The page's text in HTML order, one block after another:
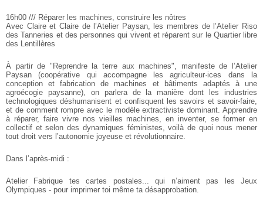
16h00 /// Réparer les machines, construire les nôtres
Avec Claire et Claire de l’Atelier Paysan, les membres de l’Atelier Riso
des Tanneries et des personnes qui vivent et réparent sur le Quartier libre
des Lentillères
À partir de "Reprendre la terre aux machines", manifeste de l’Atelier
Paysan (coopérative qui accompagne les agriculteur·ices dans la
conception et fabrication de machines et bâtiments adaptés à une
agroécogie paysanne), on parlera de la manière dont les industries
technologiques déshumanisent et confisquent les savoirs etsavoir-faire,
et de comment rompre avec le modèle extractiviste dominant. Apprendre
à réparer, faire vivre nos vieilles machines, en inventer, se former en
collectif et selon des dynamiques féministes, voilà de quoi nous mener
tout droit vers l’autonomie joyeuse et révolutionnaire.
Dans l’après-midi :
Atelier Fabrique tes cartes postales... qui n’aiment pas les Jeux
Olympiques - pour imprimer toi même ta désapprobation.